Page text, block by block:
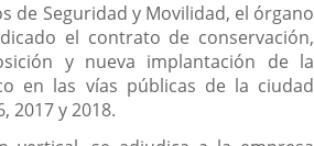
de Seguridad y Movilidad, el órgano
el contrato de conservación,
y nueva implantación de la
en las vías públicas de la ciudad
2017 y 2018.